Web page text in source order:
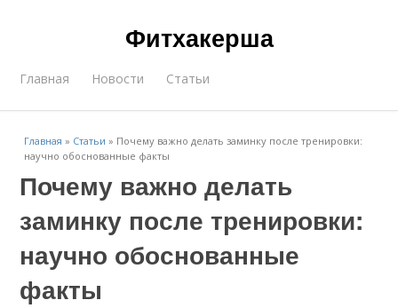
Фитхакерша
Главная Новости Статьи
Главная » Статьи » Почему важно делать заминку после тренировки:
научно обоснованные факты
Почему важно делать
заминку после тренировки:
научно обоснованные
факты